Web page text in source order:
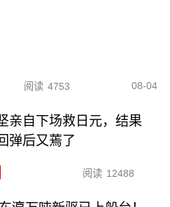
阅读 4753 08-04
亲自下场救日元，结果
弹后又蔫了
阅读 12488